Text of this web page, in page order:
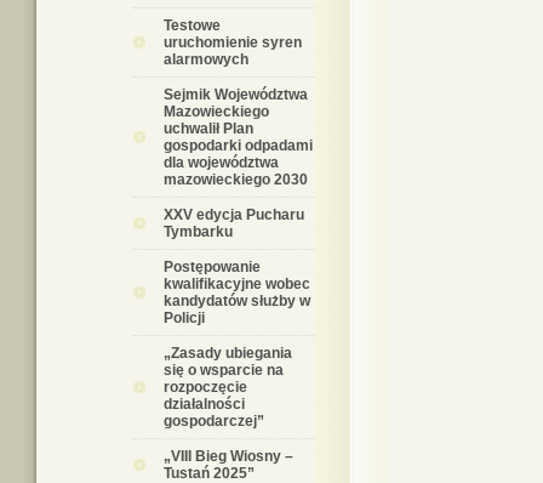
Testowe
uruchomienie syren
alarmowych
Sejmik Województwa
Mazowieckiego
uchwalił Plan
gospodarki odpadami
dla województwa
mazowieckiego 2030
XXV edycja Pucharu
Tymbarku
Postępowanie
kwalifikacyjne wobec
kandydatów służby w
Policji
„Zasady ubiegania
się o wsparcie na
rozpoczęcie
działalności
gospodarczej”
„VIII Bieg Wiosny –
Tustań 2025”